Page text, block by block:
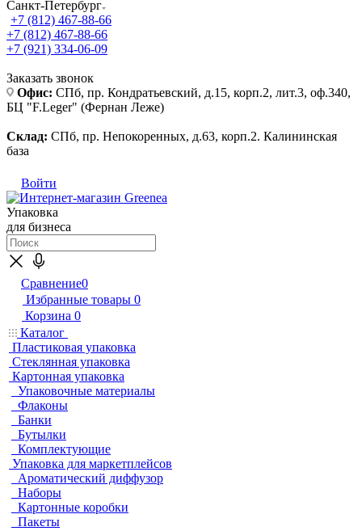
Санкт-Петербург
+7 (812) 467-88-66
+7 (812) 467-88-66
+7 (921) 334-06-09
Заказать звонок
Офис: СПб, пр. Кондратьевский, д.15, корп.2, лит.3, оф.340,
БЦ "F.Leger" (Фернан Леже)
Склад: СПб, пр. Непокоренных, д.63, корп.2. Калининская
база
Войти
Упаковка
для бизнеса
Сравнение0
Избранные товары 0
Корзина 0
Каталог
Пластиковая упаковка
Стеклянная упаковка
Картонная упаковка
Упаковочные материалы
Флаконы
Банки
Бутылки
Комплектующие
Упаковка для маркетплейсов
Ароматический диффузор
Наборы
Картонные коробки
Пакеты